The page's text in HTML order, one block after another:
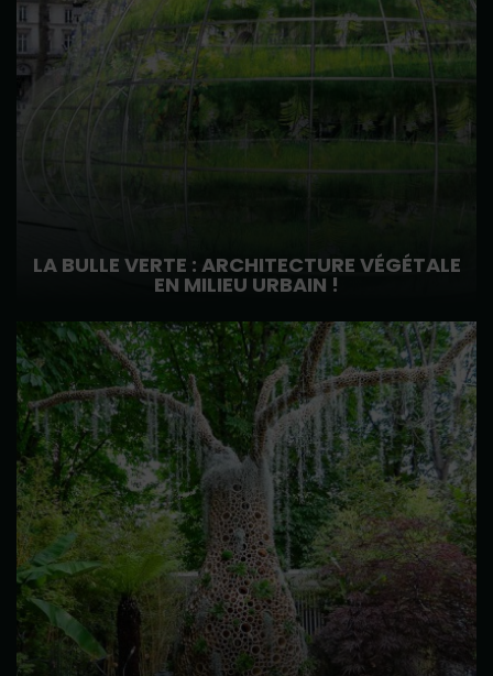
LA BULLE VERTE : ARCHITECTURE VÉGÉTALE
EN MILIEU URBAIN !